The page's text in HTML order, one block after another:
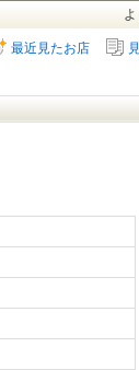
最近見たお店